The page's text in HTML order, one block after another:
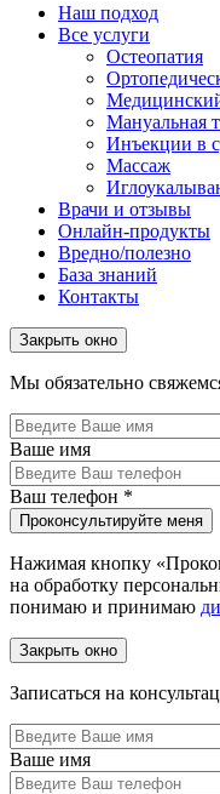
Наш подход
Все услуги
Остеопатия
Мануальная
Инъекции в
Массаж
Врачи и отзывы
Онлайн-продукты
Вредно/полезно
База знаний
Контакты
Закрыть окно
Мы обязательно
Ваше имя
Ваш телефон *
Нажимая кнопку
на обработку
понимаю и принимаю
Закрыть окно
Записаться на
Ваше имя